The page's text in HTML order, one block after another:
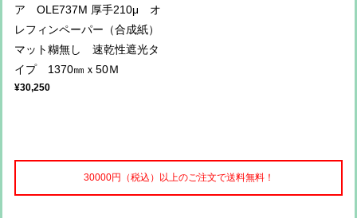
ア OLE737M 厚手210μ オ
レフィンペーパー（合成紙）
マット糊無し 速乾性遮光タ
イプ 1370㎜ｘ50Ｍ
¥30,250
30000円（税込）以上のご注文で送料無料！